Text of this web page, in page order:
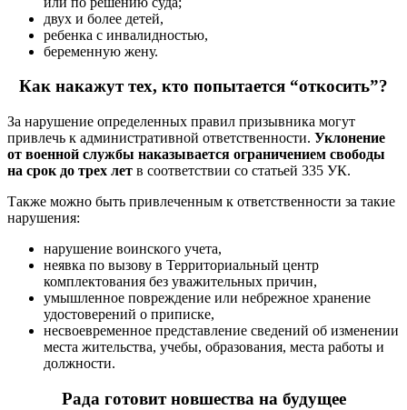
двух и более детей,
ребенка с инвалидностью,
беременную жену.
Как накажут тех, кто попытается “откосить”?
За нарушение определенных правил призывника могут
привлечь к административной ответственности. Уклонение
от военной службы наказывается ограничением свободы
на срок до трех лет в соответствии со статьей 335 УК.
Также можно быть привлеченным к ответственности за такие
нарушения:
нарушение воинского учета,
неявка по вызову в Территориальный центр
комплектования без уважительных причин,
умышленное повреждение или небрежное хранение
удостоверений о приписке,
несвоевременное представление сведений об изменении
места жительства, учебы, образования, места работы и
должности.
Рада готовит новшества на будущее